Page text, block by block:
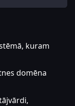
kuram
domēna